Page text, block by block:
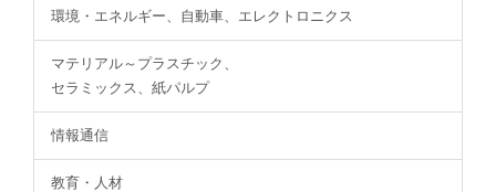
環境・エネルギー、自動車、エレクトロニクス
マテリアル～プラスチック、
セラミックス、紙パルプ
情報通信
教育・人材